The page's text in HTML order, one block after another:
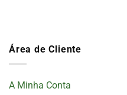
Área de Cliente
A Minha Conta